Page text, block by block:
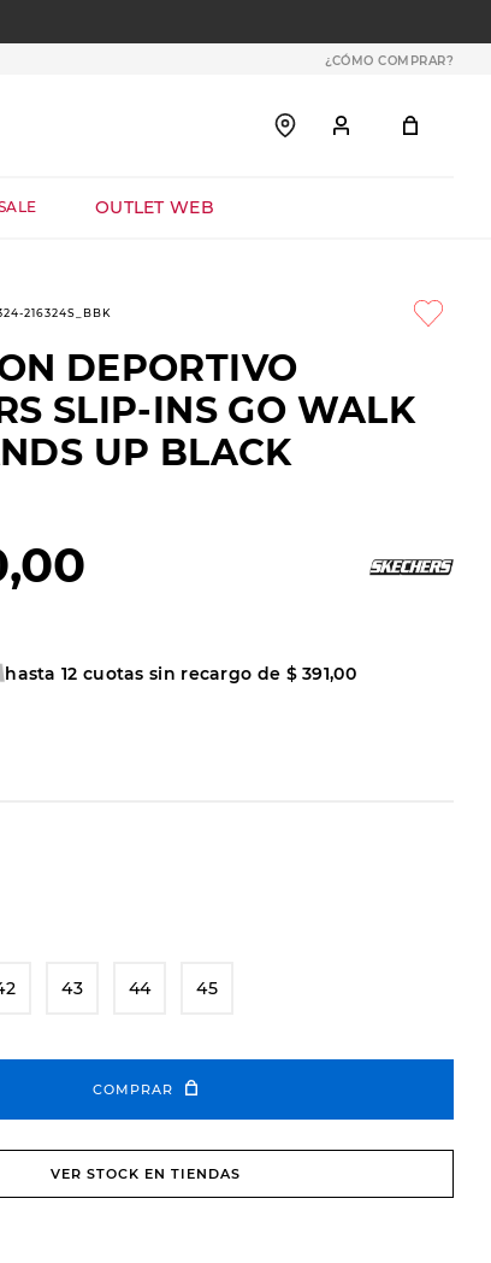
¿CÓMO COMPRAR?
OUTLET WEB
216324S_BBK
DEPORTIVO
SLIP-INS GO WALK
UP BLACK
,00
hasta12 cuotas sin recargo de $ 391,00
43 44 45
COMPRAR
VER STOCK EN TIENDAS